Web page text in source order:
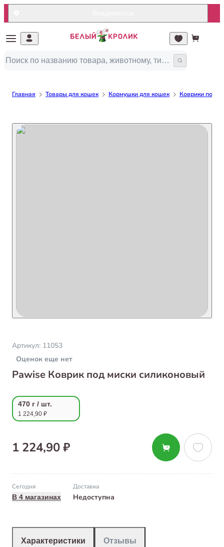
Главная Товары для кошек Кормушки для кошек Коврики под
Артикул: 11053
Оценок еще нет
Pawise Коврик под миски силиконовый
470 г / шт.
1 224,90 ₽
1 224,90 ₽
Сегодня
В 4 магазинах
Доставка
Недоступна
Характеристики Отзывы